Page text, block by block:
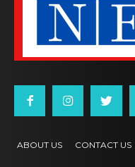
ABOUT US CONTACT US